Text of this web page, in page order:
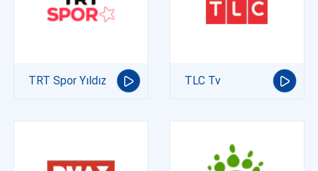
TRT Spor Yıldız TLC Tv